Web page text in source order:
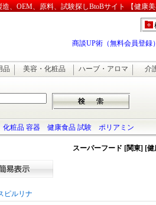
、OEM、原料、試験探しBtoBサイト 【健康
商談UP術（無料会員登録）
品 美容・化粧品 ハーブ・アロマ 介
化粧品 容器 健康食品 試験 ポリアミン
スーパーフード [関東] [健
ピルリナ